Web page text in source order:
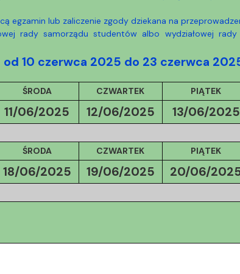
egzamin lub zaliczenie zgody dziekana na
rady samorządu studentów albo wydziałowej
od 10 czerwca 2025 do 23 czerwca
ŚRODA CZWARTEK PIĄTEK
11/06/2025 12/06/2025 13/06/2025
ŚRODA CZWARTEK PIĄTEK
18/06/2025 19/06/2025 20/06/